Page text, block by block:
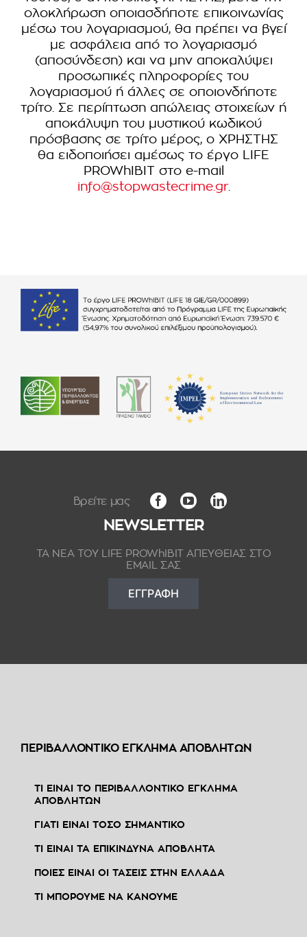
ολοκλήρωση οποιασδήποτε επικοινωνίας
μέσω του λογαριασμού, θα πρέπει να βγεί
με ασφάλεια από το λογαριασμό
(αποσύνδεση) και να μην αποκαλύψει
προσωπικές πληροφορίες του
λογαριασμού ή άλλες σε οποιονδήποτε
τρίτο. Σε περίπτωση απώλειας στοιχείων ή
αποκάλυψη του μυστικού κωδικού
πρόσβασης σε τρίτο μέρος, ο ΧΡΗΣΤΗΣ
θα ειδοποιήσει αμέσως το έργο LIFE
PROWhIBIT στο e-mail
info@stopwastecrime.gr.
NEWSLETTER
ΤΑ ΝΕΑ ΤΟΥ LIFE PROWhIBIT ΑΠΕΥΘΕΙΑΣ ΣΤΟ
EMAIL ΣΑΣ
ΕΓΓΡΑΦΗ
ΠΕΡΙΒΑΛΛΟΝΤΙΚΟ ΕΓΚΛΗΜΑ ΑΠΟΒΛΗΤΩΝ
ΤΙ ΕΙΝΑΙ ΤΟ ΠΕΡΙΒΑΛΛΟΝΤΙΚΟ ΕΓΚΛΗΜΑ
ΑΠΟΒΛΗΤΩΝ
ΓΙΑΤΙ ΕΙΝΑΙ ΤΟΣΟ ΣΗΜΑΝΤΙΚΟ
ΤΙ ΕΙΝΑΙ ΤΑ ΕΠΙΚΙΝΔΥΝΑ ΑΠΟΒΛΗΤΑ
ΠΟΙΕΣ ΕΙΝΑΙ ΟΙ ΤΑΣΕΙΣ ΣΤΗΝ ΕΛΛΑΔΑ
ΤΙ ΜΠΟΡΟΥΜΕ ΝΑ ΚΑΝΟΥΜΕ